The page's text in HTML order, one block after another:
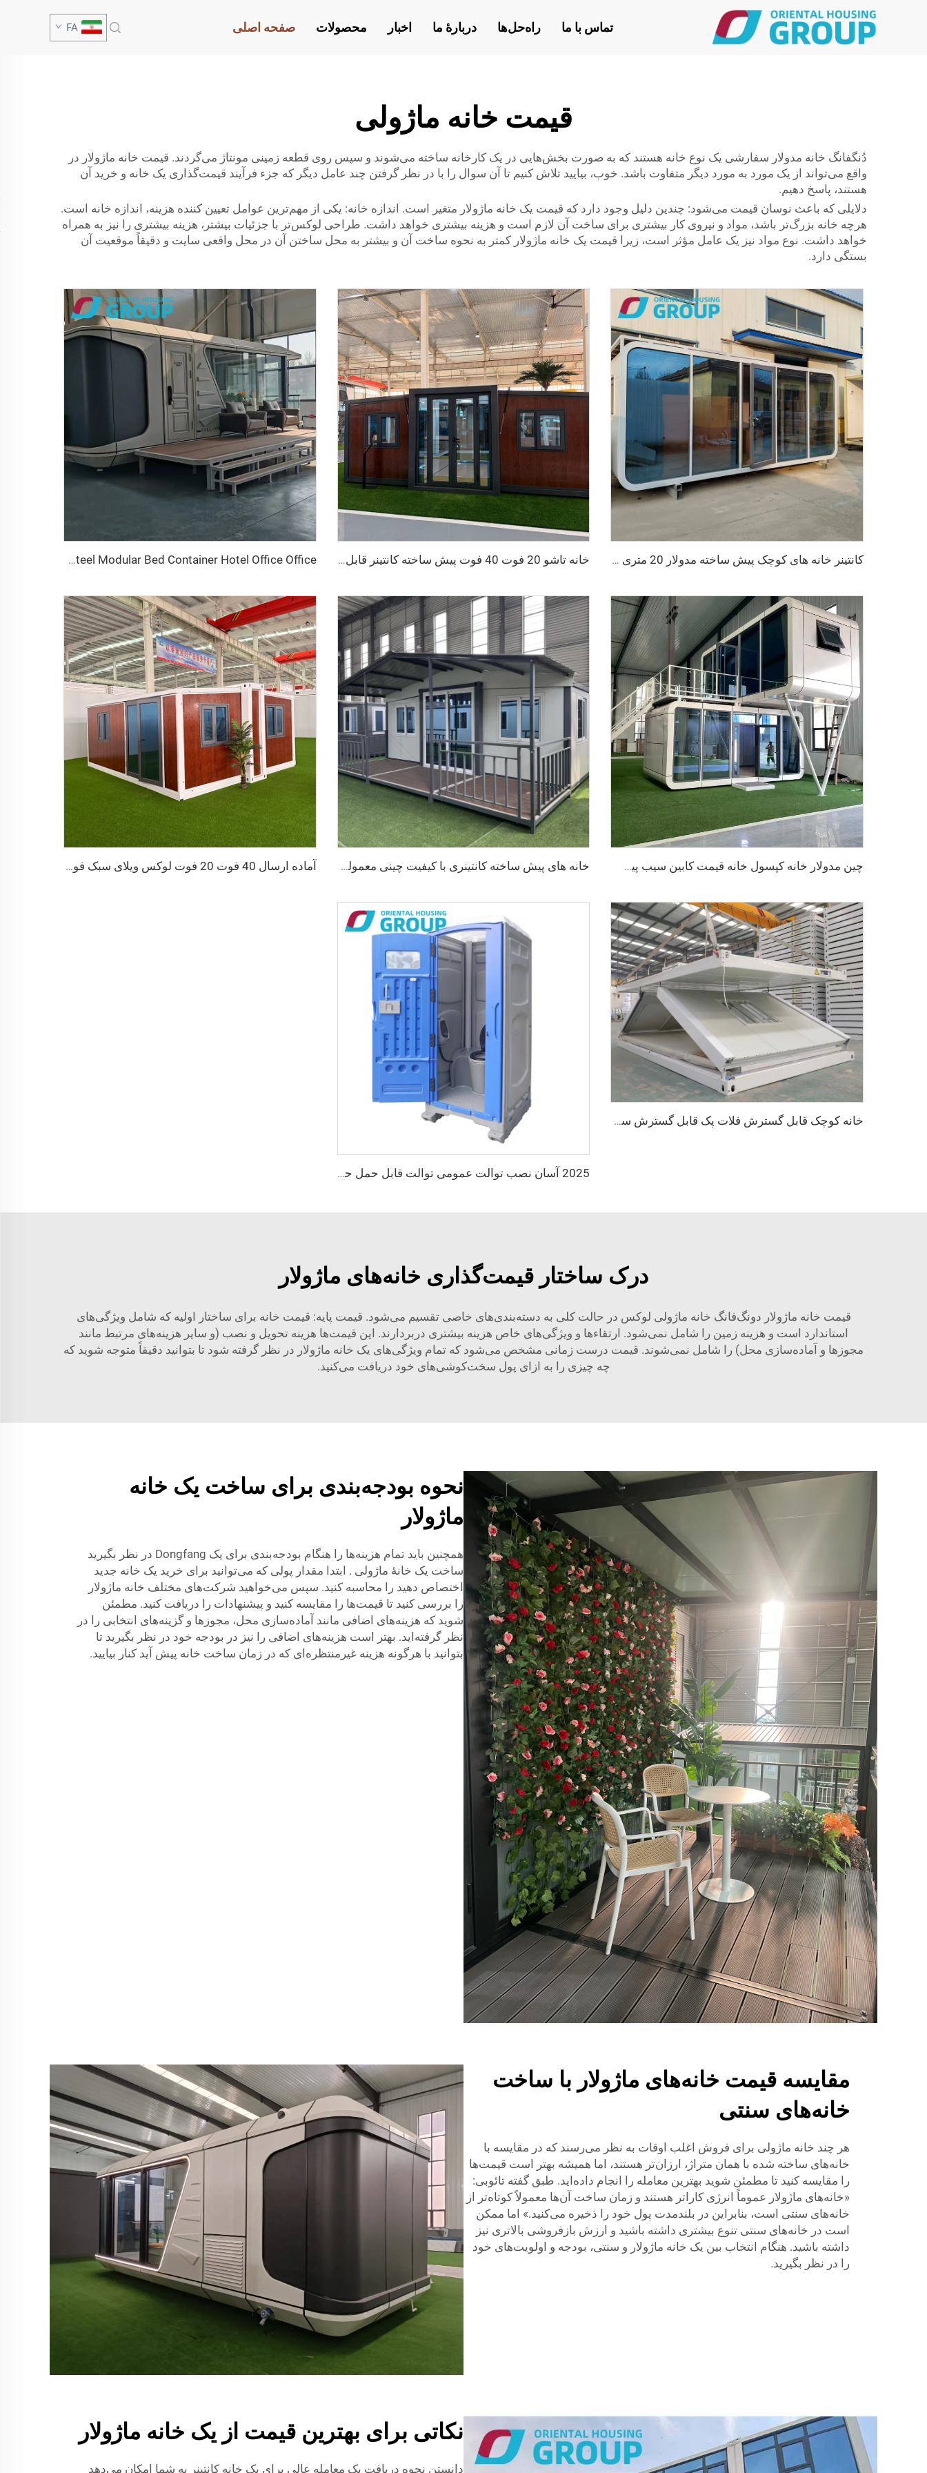
صفحه اصلی محصولات اخبار دربارهٔ ما راه‌حل‌ها تماس با ما FA
قیمت خانه ماژولی
دُنگفانگ خانه مدولار سفارشی یک نوع خانه هستند که به صورت بخش‌هایی در یک کارخانه ساخته می‌شوند و سپس روی قطعه زمینی مونتاژ می‌گردند. قیمت خانه ماژولار در
واقع می‌تواند از یک مورد به مورد دیگر متفاوت باشد. خوب، بیایید تلاش کنیم تا آن سوال را با در نظر گرفتن چند عامل دیگر که جزء فرآیند قیمت‌گذاری یک خانه و خرید آن
هستند، پاسخ دهیم.
دلایلی که باعث نوسان قیمت می‌شود: چندین دلیل وجود دارد که قیمت یک خانه ماژولار متغیر است. اندازه خانه: یکی از مهم‌ترین عوامل تعیین کننده هزینه، اندازه خانه است.
هرچه خانه بزرگ‌تر باشد، مواد و نیروی کار بیشتری برای ساخت آن لازم است و هزینه بیشتری خواهد داشت. طراحی لوکس‌تر با جزئیات بیشتر، هزینه بیشتری را نیز به همراه
خواهد داشت. نوع مواد نیز یک عامل مؤثر است، زیرا قیمت یک خانه ماژولار کمتر به نحوه ساخت آن و بیشتر به محل ساختن آن در محل واقعی سایت و دقیقاً موقعیت آن
بستگی دارد.
کانتینر خانه های کوچک پیش ساخته مدولار 20 متری 40 فوت دفتر قابل حمل سیب خانه غلاف کابین سیب متحرک خانه تاشو 20 فوت 40 فوت پیش ساخته کانتینر قابل حمل خانه قابل گسترش خانه سیار 3 خوابه مدولار پیش ساخته خانه قابل ارتقا Factory Supply Loxury 20ft Container Home Comfortable Thiny Space Capsule House Prefab Steel Modular Bed Container Hotel Office Office
چین مدولار خانه کپسول خانه قیمت کابین سیب پیش ساخته برای فروش 20 فوت خانه های پیش ساخته کانتینری با کیفیت چینی معمولی کانتینری با کیفیت 20/40 FT Morden خانه کانتینری قابل افزایش با حمام آماده ارسال 40 فوت 20 فوت لوکس ویلای سبک فولادی حمام کامل پیش ساخته پیش ساخته کانتینری قابل افزایش قیمت خانه پیش ساخته خانه
خانه کوچک قابل گسترش فلات پک قابل گسترش سریع قابل حمل ماژولی ۲۰ فوت ۴۰ فوت فولدینگ کانتینر
2025 آسان نصب توالت عمومی توالت قابل حمل حمام لوکس توالت قابل حمل و اتاق دوش توالت در فضای باز قابل حمل
درک ساختار قیمت‌گذاری خانه‌های ماژولار
قیمت خانه ماژولار دونگ‌فانگ خانه ماژولی لوکس در حالت کلی به دسته‌بندی‌های خاصی تقسیم می‌شود. قیمت پایه: قیمت خانه برای ساختار اولیه که شامل ویژگی‌های
استاندارد است و هزینه زمین را شامل نمی‌شود. ارتقاءها و ویژگی‌های خاص هزینه بیشتری دربردارند. این قیمت‌ها هزینه تحویل و نصب (و سایر هزینه‌های مرتبط مانند
مجوزها و آماده‌سازی محل) را شامل نمی‌شوند. قیمت درست زمانی مشخص می‌شود که تمام ویژگی‌های یک خانه ماژولار در نظر گرفته شود تا بتوانید دقیقاً متوجه شوید که
چه چیزی را به ازای پول سخت‌کوشی‌های خود دریافت می‌کنید.
نحوه بودجه‌بندی برای ساخت یک خانه
ماژولار
همچنین باید تمام هزینه‌ها را هنگام بودجه‌بندی برای یک Dongfang در نظر بگیرید
ساخت یک خانهٔ ماژولی . ابتدا مقدار پولی که می‌توانید برای خرید یک خانه جدید
اختصاص دهید را محاسبه کنید. سپس می‌خواهید شرکت‌های مختلف خانه ماژولار
را بررسی کنید تا قیمت‌ها را مقایسه کنید و پیشنهادات را دریافت کنید. مطمئن
شوید که هزینه‌های اضافی مانند آماده‌سازی محل، مجوزها و گزینه‌های انتخابی را در
نظر گرفته‌اید. بهتر است هزینه‌های اضافی را نیز در بودجه خود در نظر بگیرید تا
بتوانید با هرگونه هزینه غیرمنتظره‌ای که در زمان ساخت خانه پیش آید کنار بیایید.
مقایسه قیمت خانه‌های ماژولار با ساخت
خانه‌های سنتی
هر چند خانه ماژولی برای فروش اغلب اوقات به نظر می‌رسند که در مقایسه با
خانه‌های ساخته شده با همان متراژ، ارزان‌تر هستند، اما همیشه بهتر است قیمت‌ها
را مقایسه کنید تا مطمئن شوید بهترین معامله را انجام داده‌اید. طبق گفته تائوبی:
«خانه‌های ماژولار عموماً انرژی کاراتر هستند و زمان ساخت آن‌ها معمولاً کوتاه‌تر از
خانه‌های سنتی است، بنابراین در بلندمدت پول خود را ذخیره می‌کنید.» اما ممکن
است در خانه‌های سنتی تنوع بیشتری داشته باشید و ارزش بازفروشی بالاتری نیز
داشته باشید. هنگام انتخاب بین یک خانه ماژولار و سنتی، بودجه و اولویت‌های خود
را در نظر بگیرید.
نکاتی برای بهترین قیمت از یک خانه ماژولار
دانستن نحوه دریافت یک معامله عالی برای یک خانه کانتینر به شما امکان می‌دهد